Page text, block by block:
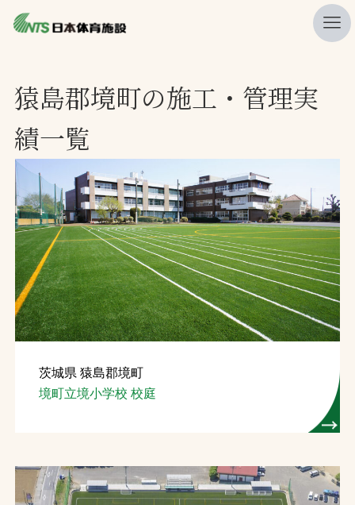
ニュース
プレスリリース
レポート
製品・サービス一覧
施工・管理実績一覧
会社概要
採用情報
検索
お問合せ
プライバシーポリシー
ソーシャルメディアポリシー
猿島郡境町の施工・管理実
績一覧
茨城県 猿島郡境町
境町立境小学校 校庭